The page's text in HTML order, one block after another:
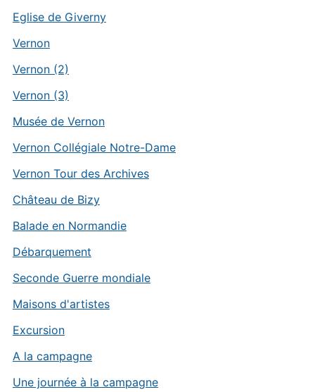
Eglise de Giverny
Vernon
Vernon (2)
Vernon (3)
Musée de Vernon
Vernon Collégiale Notre-Dame
Vernon Tour des Archives
Château de Bizy
Balade en Normandie
Débarquement
Seconde Guerre mondiale
Maisons d'artistes
Excursion
A la campagne
Une journée à la campagne